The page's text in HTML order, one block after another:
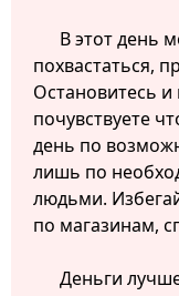
В этот день
похвастаться,
Остановитесь
почувствуете
день по
лишь по
людьми.
по магазинам,
Деньги